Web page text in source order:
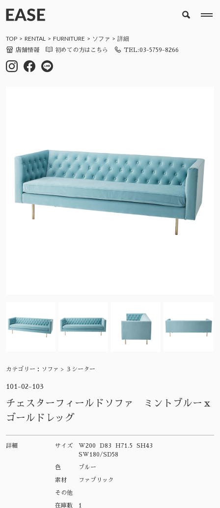
TOP RENTAL FURNITURE ソファ 詳細
店舗情報 初めての方はこちら TEL:03-5759-8266
カテゴリー： ソファ > ３シーター
101-02-103
チェスターフィールドソファ ミントブルーｘ
ゴールドレッグ
詳細 サイズ
W200 D83 H71.5 SH43
SW180/SD58
色 ブルー
素材 ファブリック
その他
在庫数 1